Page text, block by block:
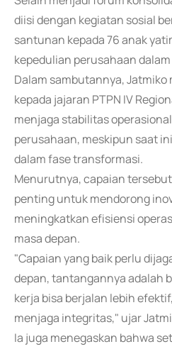
diisi dengan kegiatan sosial
santunan kepada 76 anak
kepedulian perusahaan
Dalam sambutannya, Jatmiko
kepada jajaran PTPN IV
menjaga stabilitas
perusahaan, meskipun saat
dalam fase transformasi.
Menurutnya, capaian
penting untuk mendorong
meningkatkan efisiensi
masa depan.
"Capaian yang baik perlu
depan, tantangannya adalah
kerja bisa berjalan lebih
menjaga integritas," ujar
Ia juga menegaskan bahwa